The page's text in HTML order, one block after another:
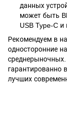
данных
может быть
USB Type-C и
Рекомендуем в
односторонние
гарантированно
лучших